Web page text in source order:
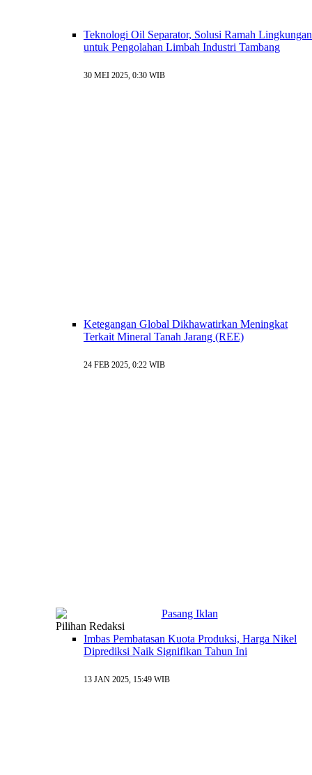
Teknologi Oil Separator, Solusi Ramah Lingkungan
untuk Pengolahan Limbah Industri Tambang
30 MEI 2025, 0:30 WIB
Ketegangan Global Dikhawatirkan Meningkat
Terkait Mineral Tanah Jarang (REE)
24 FEB 2025, 0:22 WIB
Pilihan Redaksi
Imbas Pembatasan Kuota Produksi, Harga Nikel
Diprediksi Naik Signifikan Tahun Ini
13 JAN 2025, 15:49 WIB